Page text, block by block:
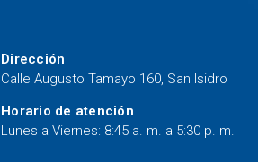
Dirección
Calle Augusto Tamayo 160, San Isidro
Horario de atención
Lunes a Viernes: 8:45 a. m. a 5:30 p. m.